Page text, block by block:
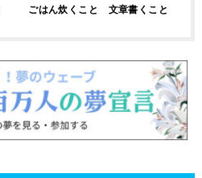
ごはん炊くこと 文章書くこと